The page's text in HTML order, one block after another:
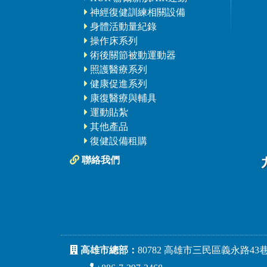
神經復健訓練相關設備
身體活動量紀錄
操作床系列
術後關節被動運動器
照護醫療系列
健康促進系列
康復醫療與輔具
運動貼紮
其他產品
復健設備租購
聯絡我們
高雄市總部： 80782 高雄市三民區義永路43